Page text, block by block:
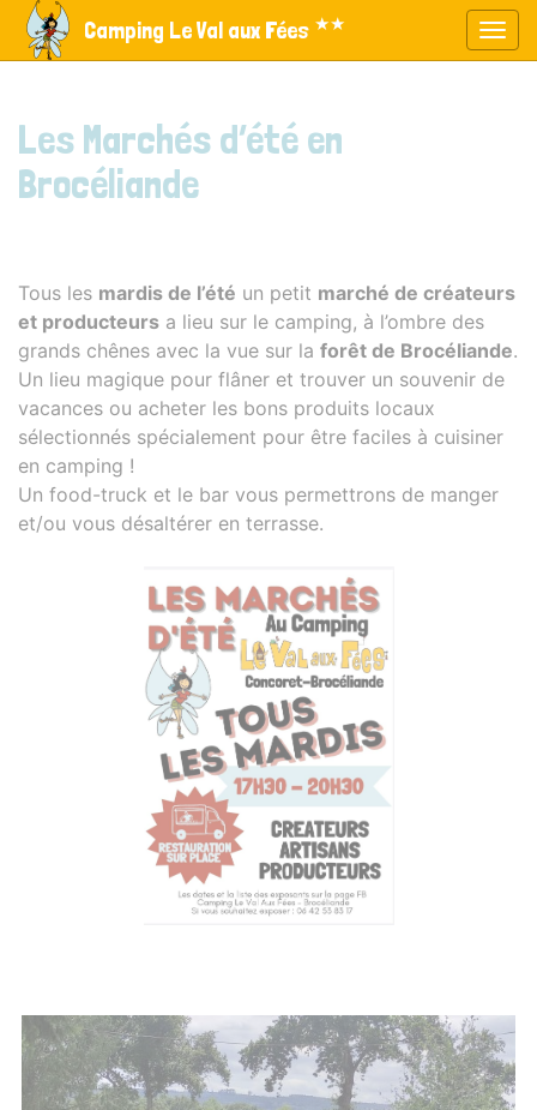
Camping Le Val aux Fées ★★
Les Marchés d’été en
Brocéliande
Tous les mardis de l’été un petit marché de créateurs
et producteurs a lieu sur le camping, à l’ombre des
grands chênes avec la vue sur la forêt de Brocéliande.
Un lieu magique pour flâner et trouver un souvenir de
vacances ou acheter les bons produits locaux
sélectionnés spécialement pour être faciles à cuisiner
en camping !
Un food-truck et le bar vous permettrons de manger
et/ou vous désaltérer en terrasse.
Photos
Panneau de gestion des cookies